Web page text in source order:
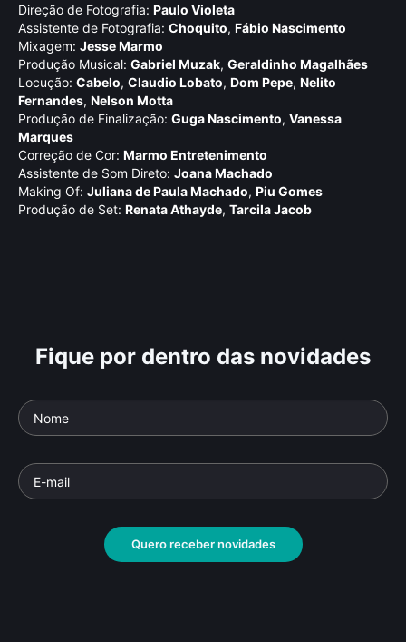
Direção de Fotografia: Paulo Violeta
Assistente de Fotografia: Choquito, Fábio Nascimento
Mixagem: Jesse Marmo
Produção Musical: Gabriel Muzak, Geraldinho Magalhães
Locução: Cabelo, Claudio Lobato, Dom Pepe, Nelito
Fernandes, Nelson Motta
Produção de Finalização: Guga Nascimento, Vanessa
Marques
Correção de Cor: Marmo Entretenimento
Assistente de Som Direto: Joana Machado
Making Of: Juliana de Paula Machado, Piu Gomes
Produção de Set: Renata Athayde, Tarcila Jacob
Fique por dentro das novidades
Quero receber novidades